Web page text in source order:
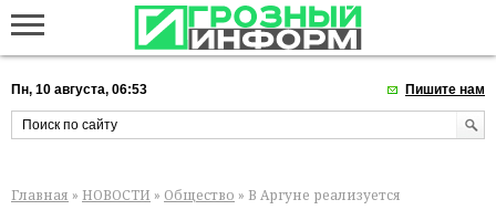
Пн, 10 августа, 06:53 Пишите нам
Главная » НОВОСТИ » Общество » В Аргуне реализуется